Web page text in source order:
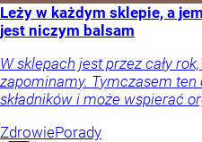
Leży w każdym sklepie, a
jest niczym balsam
W sklepach jest przez cały
zapominamy. Tymczasem
składników i może wspierać
ZdrowiePorady